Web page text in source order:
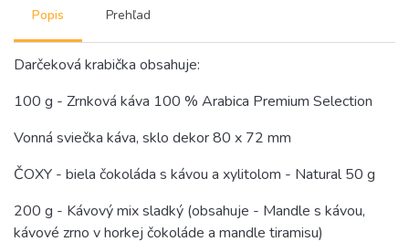
Popis Prehľad
Darčeková krabička obsahuje:
100 g - Zrnková káva 100 % Arabica Premium Selection
Vonná sviečka káva, sklo dekor 80 x 72 mm
ČOXY - biela čokoláda s kávou a xylitolom - Natural 50 g
200 g - Kávový mix sladký (obsahuje - Mandle s kávou,
kávové zrno v horkej čokoláde a mandle tiramisu)